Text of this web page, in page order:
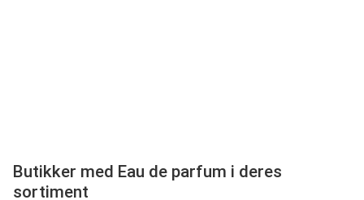
Butikker med Eau de parfum i deres
sortiment